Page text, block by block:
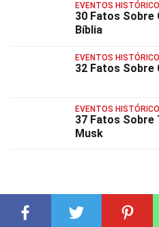
EVENTOS
30 Fatos Sobre
Bíblia
EVENTOS
32 Fatos Sobre
EVENTOS
37 Fatos
Musk
FATOS